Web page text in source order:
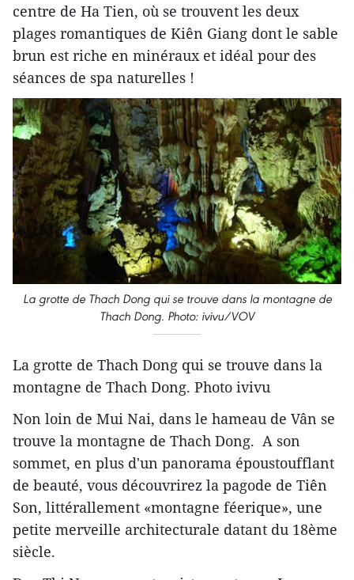
centre de Ha Tien, où se trouvent les deux
plages romantiques de Kiên Giang dont le sable
brun est riche en minéraux et idéal pour des
séances de spa naturelles !
La grotte de Thach Dong qui se trouve dans la montagne de
Thach Dong. Photo: ivivu/VOV
La grotte de Thach Dong qui se trouve dans la
montagne de Thach Dong. Photo ivivu
Non loin de Mui Nai, dans le hameau de Vân se
trouve la montagne de Thach Dong. A son
sommet, en plus d'un panorama époustoufflant
de beauté, vous découvrirez la pagode de Tiên
Son, littérallement «montagne féerique», une
petite merveille architecturale datant du 18ème
siècle.